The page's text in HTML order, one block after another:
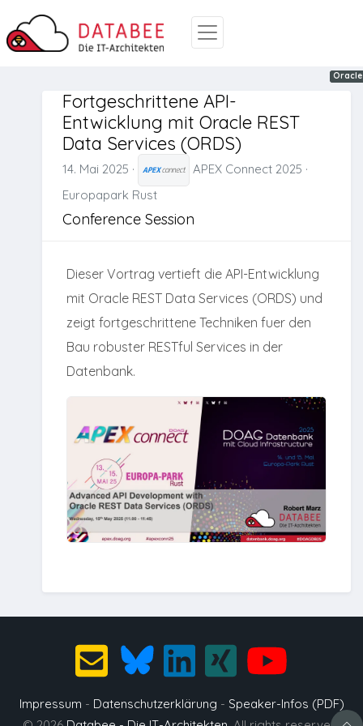
Fortgeschrittene API-
Entwicklung mit Oracle REST
Data Services (ORDS)
14. Mai 2025 · APEX Connect 2025 ·
Europapark Rust
Conference Session
ORDS
Oracle
Dieser Vortrag vertieft die API-Entwicklung
mit Oracle REST Data Services (ORDS) und
zeigt fortgeschrittene Techniken fuer den
Bau robuster RESTful Services in der
Datenbank.
Impressum - Datenschutzerklärung - Speaker-Infos (PDF)